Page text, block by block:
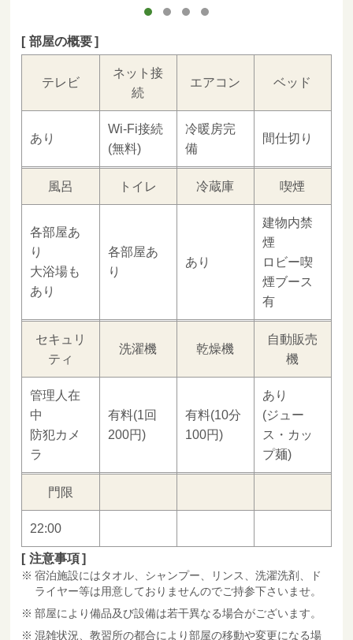
部屋の概要
テレビ
ネット接
続
エアコン ベッド
あり
Wi-Fi接続
(無料)
冷暖房完
備
間仕切り
風呂 トイレ 冷蔵庫 喫煙
各部屋あ
り
大浴場も
あり
各部屋あ
り
あり
建物内禁
煙
ロビー喫
煙ブース
有
セキュリ
ティ
洗濯機 乾燥機
自動販売
機
管理人在
中
防犯カメ
ラ
有料(1回
200円)
有料(10分
100円)
あり
(ジュー
ス・カッ
プ麺)
門限
22:00
注意事項
宿泊施設にはタオル、シャンプー、リンス、洗濯洗剤、ド
ライヤー等は用意しておりませんのでご持参下さいませ。
部屋により備品及び設備は若干異なる場合がございます。
混雑状況、教習所の都合により部屋の移動や変更になる場